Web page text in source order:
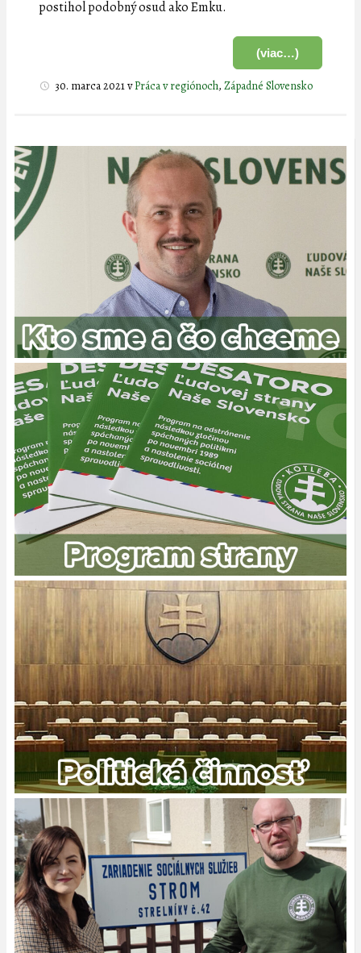
postihol podobný osud ako Emku.
(viac…)
30. marca 2021vPráca v regiónoch, Západné Slovensko